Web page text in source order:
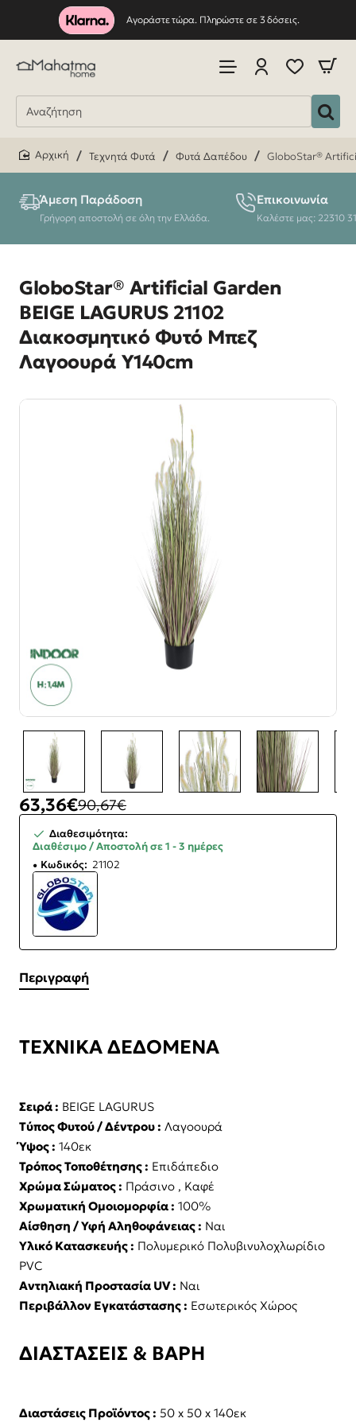
Αγοράστε τώρα. Πληρώστε σε 3 δόσεις.
Τεχνητά Φυτά Φυτά Δαπέδου GloboStar®
Άμεση Παράδοση
Γρήγορη αποστολή σε όλη την Ελλάδα.
Επικοινωνία
Καλέστε μας: 22310
GloboStar® Artificial Garden
BEIGE LAGURUS 21102
Διακοσμητικό Φυτό Μπεζ
Λαγοουρά Υ140cm
-30%
63,36€90,67€
Διαθεσιμότητα:
Διαθέσιμο / Αποστολή σε 1 - 3 ημέρες
Κωδικός: 21102
Περιγραφή
ΤΕΧΝΙΚΑ ΔΕΔΟΜΕΝΑ
Σειρά : BEIGE LAGURUS
Τύπος Φυτού / Δέντρου : Λαγοουρά
Ύψος : 140εκ
Τρόπος Τοποθέτησης : Επιδάπεδιο
Χρώμα Σώματος : Πράσινο , Καφέ
Χρωματική Ομοιομορφία : 100%
Αίσθηση / Υφή Αληθοφάνειας : Ναι
Υλικό Κατασκευής : Πολυμερικό Πολυβινυλοχλωρίδιο
PVC
Αντηλιακή Προστασία UV : Ναι
Περιβάλλον Εγκατάστασης : Εσωτερικός Χώρος
ΔΙΑΣΤΑΣΕΙΣ & ΒΑΡΗ
Διαστάσεις Προϊόντος : 50 x 50 x 140εκ